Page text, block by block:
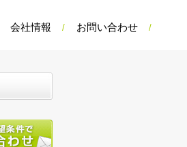
会社情報 お問い合わせ